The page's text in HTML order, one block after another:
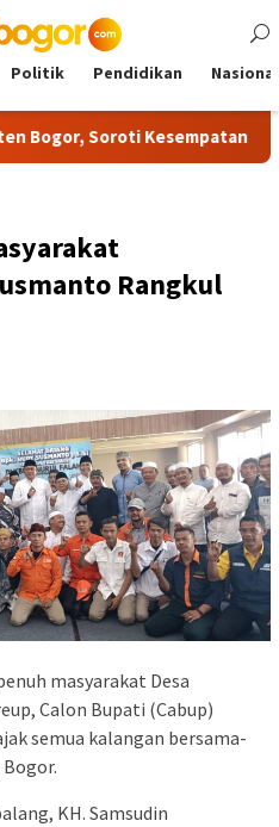
Politik Pendidikan Nasional
Kesempatan Kerja yang
Rangkul
masyarakat Desa
Calon Bupati (Cabup)
semua kalangan bersama-
KH. Samsudin